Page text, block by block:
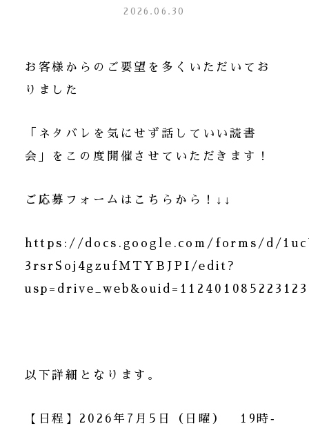
2026.06.30
お客様からのご要望を多くいただいてお
りました
「ネタバレを気にせず話していい読書
会」をこの度開催させていただきます！
ご応募フォームはこちらから！↓↓
https://docs.google.com/forms/d/
3rsrSoj4gzufMTYBJPI/edit?
以下詳細となります。
【日程】2026年7月5日（日曜） 19時‐